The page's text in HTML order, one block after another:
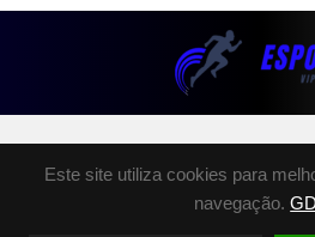
Este site utiliza cookies para
navegação.
POLÍTICA DE
TERMOS E